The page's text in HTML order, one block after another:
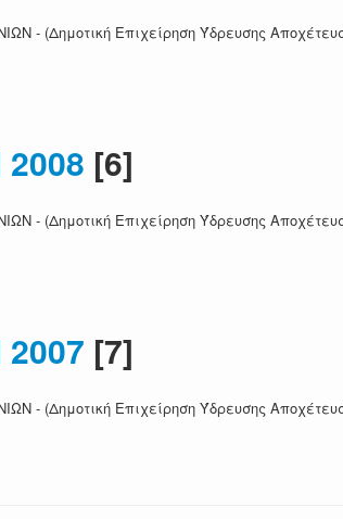
- (Δημοτική Επιχείρηση Ύδρευσης
[6]
- (Δημοτική Επιχείρηση Ύδρευσης
[7]
- (Δημοτική Επιχείρηση Ύδρευσης